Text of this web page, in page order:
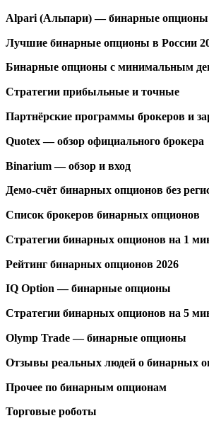
Alpari (Альпари) — бинарные опционы
Лучшие бинарные опционы в России
Бинарные опционы с минимальным
Стратегии прибыльные и точные
Партнёрские программы брокеров и
Quotex — обзор официального брокера
Binarium — обзор и вход
Демо-счёт бинарных опционов без
Список брокеров бинарных опционов
Стратегии бинарных опционов на 1
Рейтинг бинарных опционов 2026
IQ Option — бинарные опционы
Стратегии бинарных опционов на 5
Olymp Trade — бинарные опционы
Отзывы реальных людей о бинарных
Прочее по бинарным опционам
Торговые роботы